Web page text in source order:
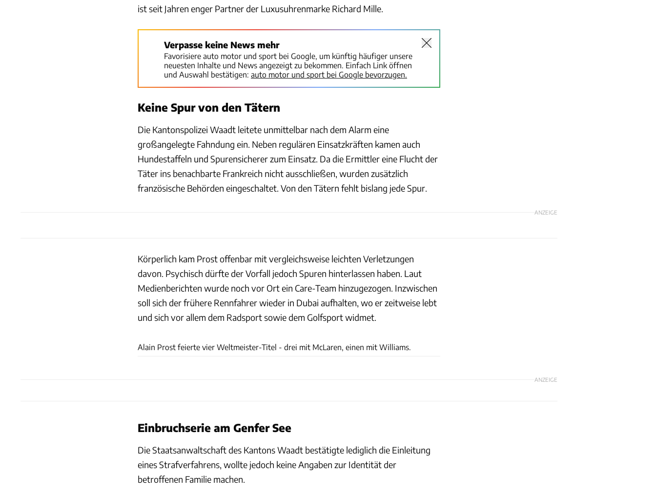
ist seit Jahren enger Partner der Luxusuhrenmarke Richard Mille.
Verpasse keine News mehr
Favorisiere auto motor und sport bei Google, um künftig häufiger unsere
neuesten Inhalte und News angezeigt zu bekommen. Einfach Link öffnen
und Auswahl bestätigen: auto motor und sport bei Google bevorzugen.
Keine Spur von den Tätern
Die Kantonspolizei Waadt leitete unmittelbar nach dem Alarm eine
großangelegte Fahndung ein. Neben regulären Einsatzkräften kamen auch
Hundestaffeln und Spurensicherer zum Einsatz. Da die Ermittler eine Flucht der
Täter ins benachbarte Frankreich nicht ausschließen, wurden zusätzlich
französische Behörden eingeschaltet. Von den Tätern fehlt bislang jede Spur.
ANZEIGE
Körperlich kam Prost offenbar mit vergleichsweise leichten Verletzungen
davon. Psychisch dürfte der Vorfall jedoch Spuren hinterlassen haben. Laut
Medienberichten wurde noch vor Ort ein Care-Team hinzugezogen. Inzwischen
soll sich der frühere Rennfahrer wieder in Dubai aufhalten, wo er zeitweise lebt
und sich vor allem dem Radsport sowie dem Golfsport widmet.
Alain Prost feierte vier Weltmeister-Titel - drei mit McLaren, einen mit Williams.
ANZEIGE
Einbruchserie am Genfer See
Die Staatsanwaltschaft des Kantons Waadt bestätigte lediglich die Einleitung
eines Strafverfahrens, wollte jedoch keine Angaben zur Identität der
betroffenen Familie machen.